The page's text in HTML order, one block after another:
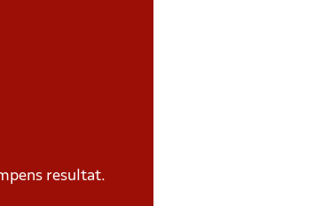
resultat.